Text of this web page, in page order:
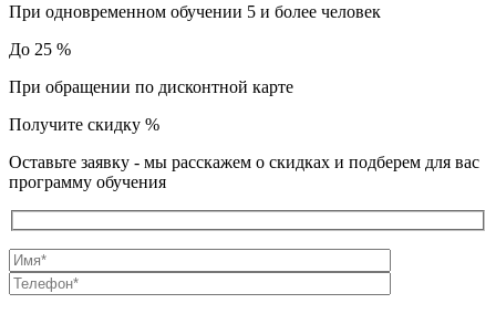
При одновременном обучении 5 и более человек
До 25 %
При обращении по дисконтной карте
Получите скидку %
Оставьте заявку - мы расскажем о скидках и подберем для вас
программу обучения